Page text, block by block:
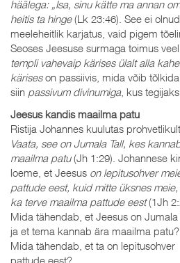
häälega: „Isa, sinu kätte ma annan
heitis ta hinge(Lk 23:46). See ei
meeleheitlik karjatus, vaid pigem
Seoses Jeesuse surmaga toimus
templi vahevaip kärises ülalt alla
käriseson passiivis, mida võib
siin passivum divinumiga, kus
Jeesus kandis maailma patu
Ristija Johannes kuulutas
Vaata, see on Jumala Tall, kes
maailma patu(Jh 1:29). Johannese
loeme, et Jeesus on lepitusohver
pattude eest, kuid mitte üksnes
ka terve maailma pattude eest(1Jh
Mida tähendab, et Jeesus on Jumala
ja et tema kannab ära maailma patu?
Mida tähendab, et ta on lepitusohver
pattude eest?